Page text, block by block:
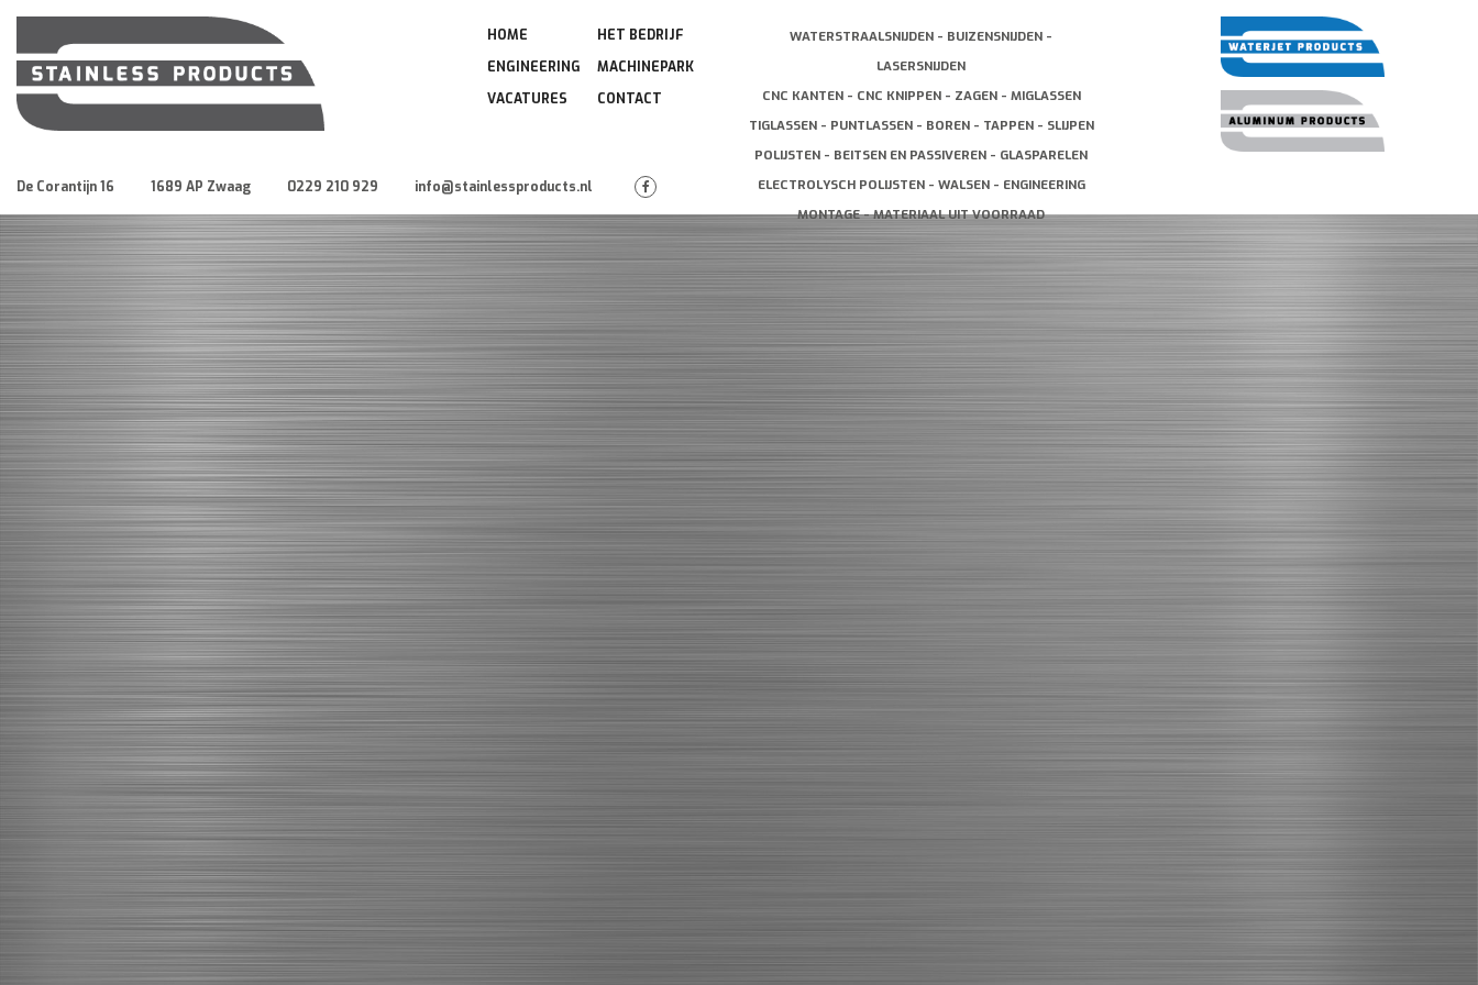
WATERSTRAALSNIJDEN - BUIZENSNIJDEN -
LASERSNIJDEN
CNC KANTEN - CNC KNIPPEN - ZAGEN - MIGLASSEN
TIGLASSEN - PUNTLASSEN - BOREN - TAPPEN - SLIJPEN
POLIJSTEN - BEITSEN EN PASSIVEREN - GLASPARELEN
ELECTROLYSCH POLIJSTEN - WALSEN - ENGINEERING
MONTAGE - MATERIAAL UIT VOORRAAD
HOME
HET BEDRIJF
ENGINEERING
MACHINEPARK
VACATURES
CONTACT
De Corantijn 16 1689 AP Zwaag 0229 210 929 info@stainlessproducts.nl